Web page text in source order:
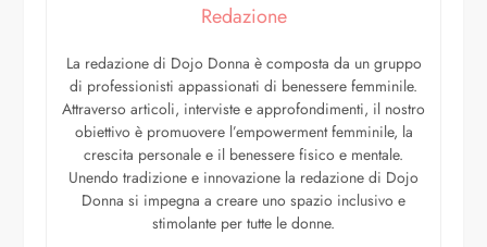
Redazione
La redazione di Dojo Donna è composta da un gruppo
di professionisti appassionati di benessere femminile.
Attraverso articoli, interviste e approfondimenti, il nostro
obiettivo è promuovere l’empowerment femminile, la
crescita personale e il benessere fisico e mentale.
Unendo tradizione e innovazione la redazione di Dojo
Donna si impegna a creare uno spazio inclusivo e
stimolante per tutte le donne.